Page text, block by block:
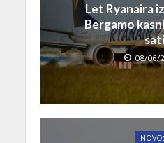
Let Ryanaira
Bergamo
08/06/